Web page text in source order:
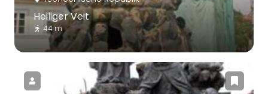
Heiliger Veit
44 m